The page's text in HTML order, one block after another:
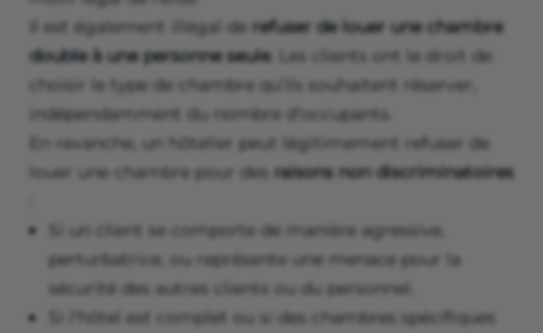
Il est également illégal de refuser de louer une chambre
double à une personne seule. Les clients ont le droit de
choisir le type de chambre qu’ils souhaitent réserver,
indépendamment du nombre d’occupants.
En revanche, un hôtelier peut légitimement refuser de
louer une chambre pour des raisons non discriminatoires
Si un client se comporte de manière agressive,
perturbatrice, ou représente une menace pour la
sécurité des autres clients ou du personnel.
Si l’hôtel est complet ou si des chambres spécifiques